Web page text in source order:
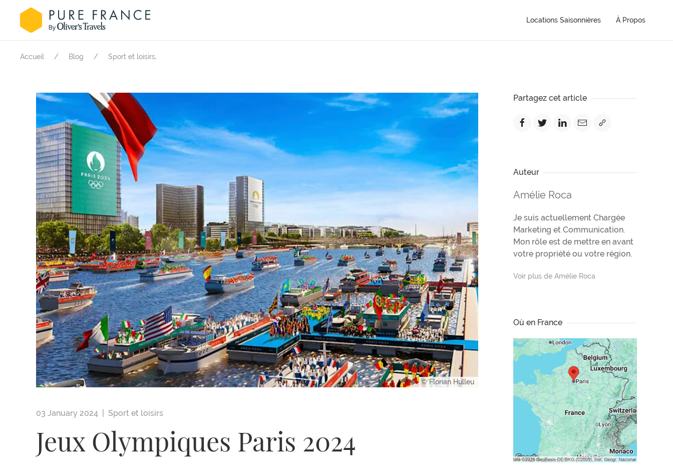
Locations Saisonnières À Propos
Accueil Blog Sport et loisirs.
© Florian Hulleu
03 January 2024 | Sport et loisirs
Jeux Olympiques Paris 2024
Partagez cet article
Auteur
Amélie Roca
Je suis actuellement Chargée
Marketing et Communication.
Mon rôle est de mettre en avant
votre propriété ou votre région.
Voir plus de Amélie Roca
Où en France